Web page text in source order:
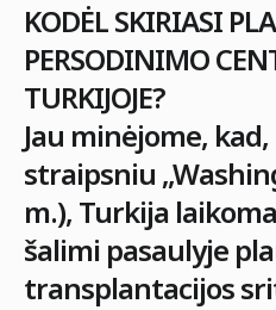
KODĖL SKIRIASI
PERSODINIMO
TURKIJOJE?
Jau minėjome,
straipsniu
m.), Turkija
šalimi pasaulyje
transplantacijos